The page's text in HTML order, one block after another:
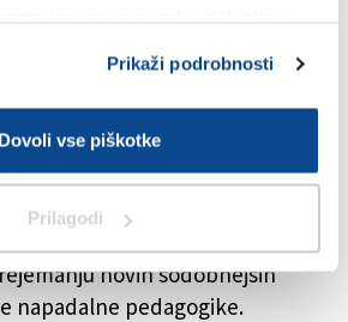
Prikaži podrobnosti
Dovoli vse piškotke
Prilagodi
Sloveniji. Nogomet v Italiji
Še preveč je vezan na
non prenderle«. To vsi
Strah pred prejetim
pogojuje ves način razglabljanja
drznem ter v napad usmerjenem
miselnost brez
Sacchi, pa ne pomaga pri
novih sodobnejših
napadalne pedagogike.